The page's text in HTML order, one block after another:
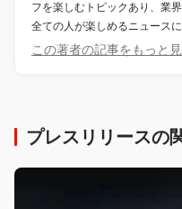
フを楽しむトピックあり、業
全ての人が楽しめるニュースに
この著者の記事をもっと
プレスリリースの